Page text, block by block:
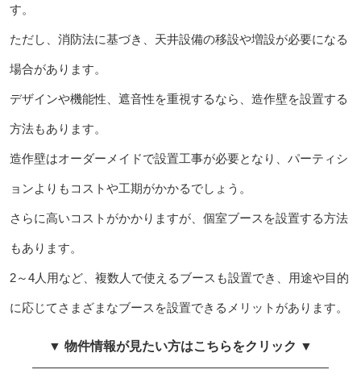
す。
ただし、消防法に基づき、天井設備の移設や増設が必要になる
場合があります。
デザインや機能性、遮音性を重視するなら、造作壁を設置する
方法もあります。
造作壁はオーダーメイドで設置工事が必要となり、パーティシ
ョンよりもコストや工期がかかるでしょう。
さらに高いコストがかかりますが、個室ブースを設置する方法
もあります。
2～4人用など、複数人で使えるブースも設置でき、用途や目的
に応じてさまざまなブースを設置できるメリットがあります。
▼ 物件情報が見たい方はこちらをクリック ▼